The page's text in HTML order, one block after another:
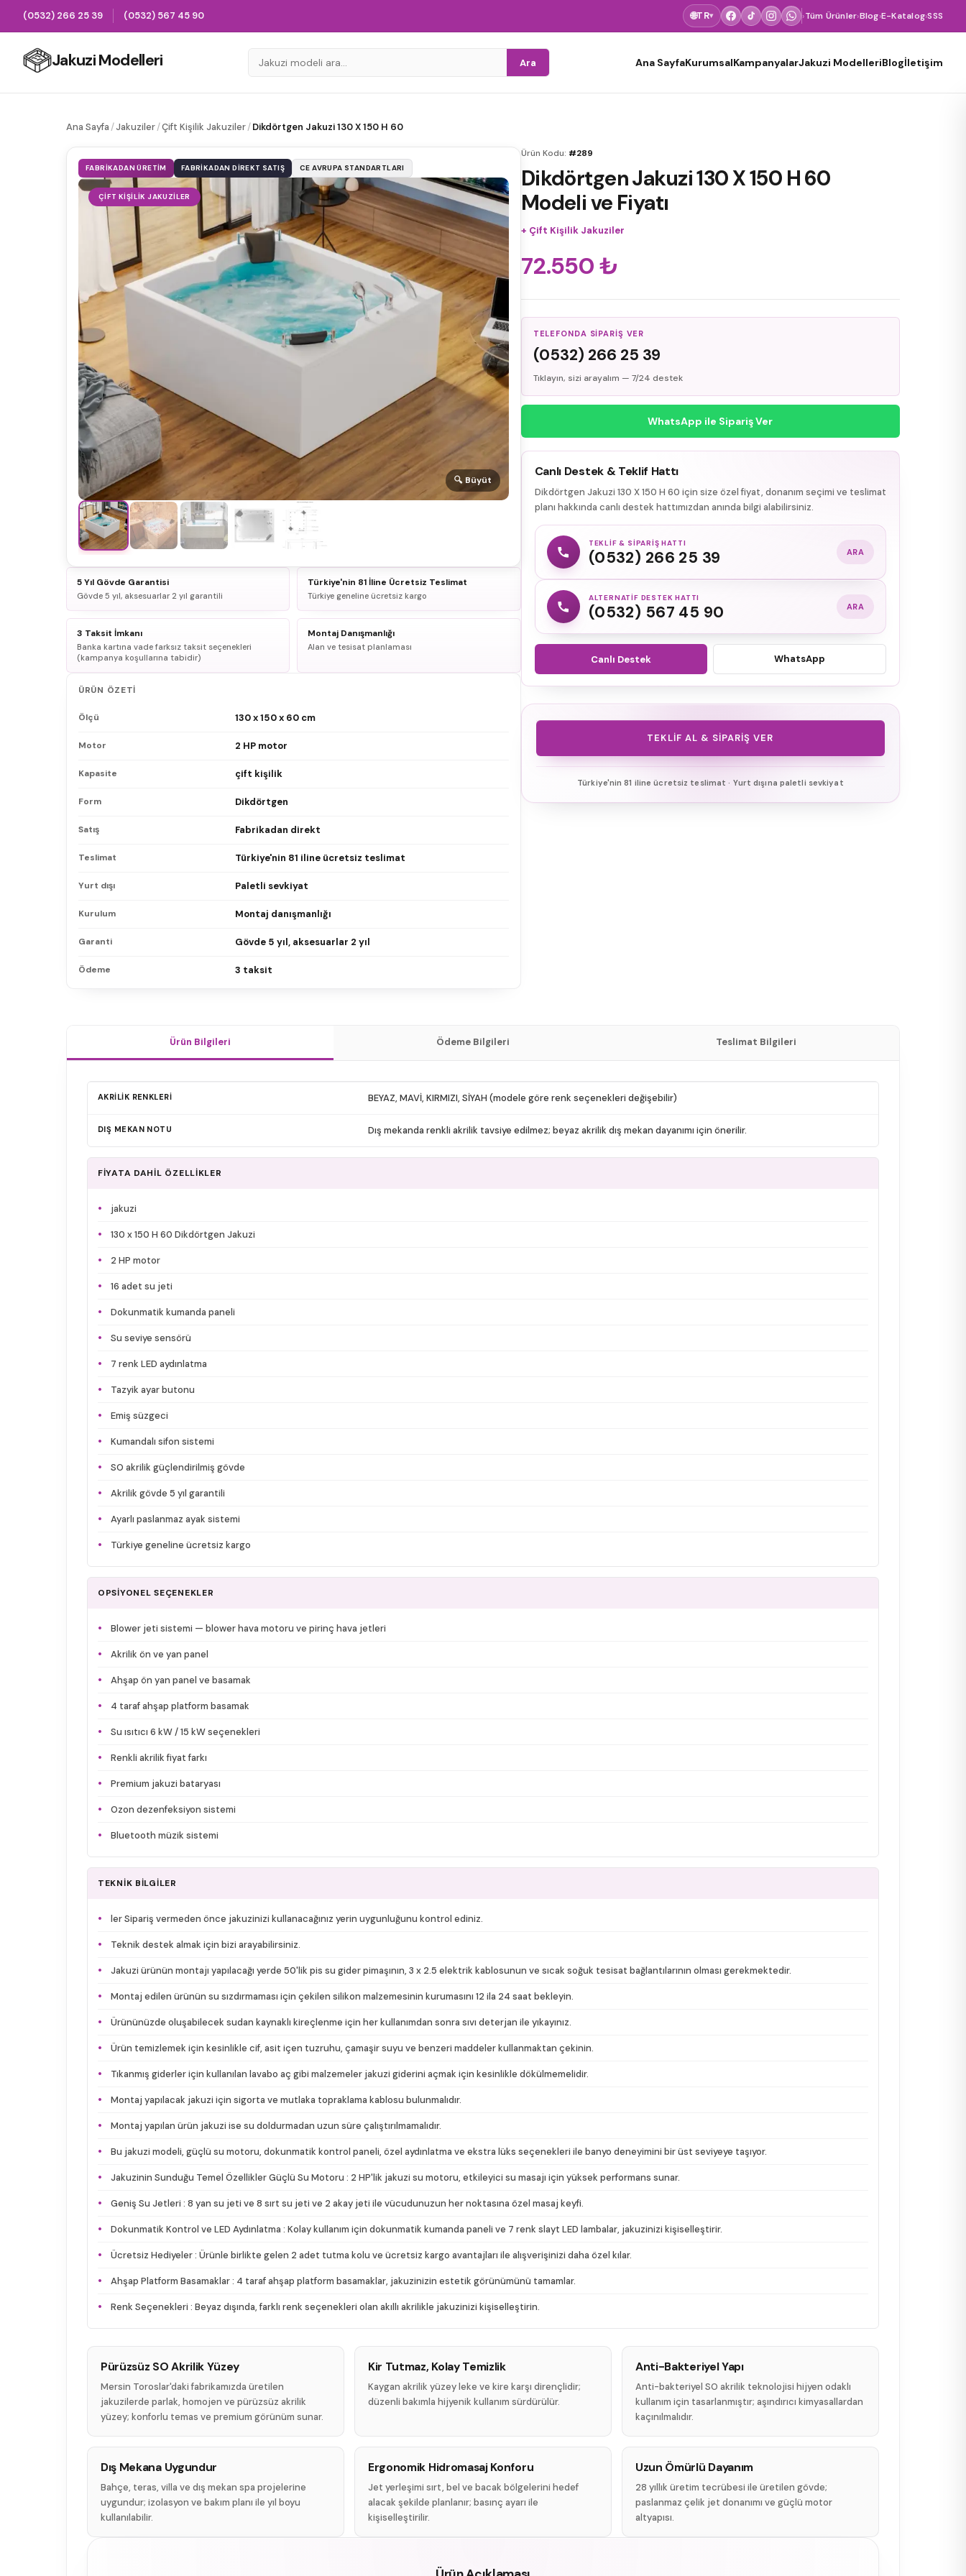
(0532) 266 25 39 (0532) 567 45 90 🌐TR▾ ›Tüm Ürünler›Blog›E-Katalog›SSS
Jakuzi Modelleri Ara Ana SayfaKurumsalKampanyalarJakuzi ModelleriBlogİletişim
Ana Sayfa /Jakuziler/Çift Kişilik Jakuziler/Dikdörtgen Jakuzi 130 X 150 H 60
FABRIKADAN ÜRETIM FABRIKADAN DIREKT SATIŞ CE AVRUPA STANDARTLARI
ÇIFT KIŞILIK JAKUZILER
🔍 Büyüt
5 Yıl Gövde Garantisi
Gövde 5 yıl, aksesuarlar 2 yıl garantili
Türkiye'nin 81 İline Ücretsiz Teslimat
Türkiye geneline ücretsiz kargo
3 Taksit İmkanı
Banka kartına vade farksız taksit seçenekleri
(kampanya koşullarına tabidir)
Montaj Danışmanlığı
Alan ve tesisat planlaması
ÜRÜN ÖZETI
Ölçü 130 x 150 x 60 cm
Motor 2 HP motor
Kapasite çift kişilik
Form Dikdörtgen
Satış Fabrikadan direkt
Teslimat Türkiye'nin 81 iline ücretsiz teslimat
Yurt dışı Paletli sevkiyat
Kurulum Montaj danışmanlığı
Garanti Gövde 5 yıl, aksesuarlar 2 yıl
Ödeme 3 taksit
Ürün Kodu: #289
Dikdörtgen Jakuzi 130 X 150 H 60
Modeli ve Fiyatı
+ Çift Kişilik Jakuziler
72.550₺
TELEFONDA SIPARIŞ VER
(0532) 266 25 39
Tıklayın, sizi arayalım — 7/24 destek
WhatsApp ile Sipariş Ver
Canlı Destek & Teklif Hattı
Dikdörtgen Jakuzi 130 X 150 H 60 için size özel fiyat, donanım seçimi ve teslimat
planı hakkında canlı destek hattımızdan anında bilgi alabilirsiniz.
TEKLIF & SIPARIŞ HATTI
(0532) 266 25 39 ARA
ALTERNATIF DESTEK HATTI
(0532) 567 45 90 ARA
Canlı Destek WhatsApp
TEKLIF AL & SIPARIŞ VER
Türkiye'nin 81 iline ücretsiz teslimat · Yurt dışına paletli sevkiyat
Ürün Bilgileri Ödeme Bilgileri Teslimat Bilgileri
AKRİLİK RENKLERİ BEYAZ, MAVİ, KIRMIZI, SİYAH (modele göre renk seçenekleri değişebilir)
DIŞ MEKAN NOTU Dış mekanda renkli akrilik tavsiye edilmez; beyaz akrilik dış mekan dayanımı için önerilir.
FİYATA DAHİL ÖZELLİKLER
jakuzi
130 x 150 H 60 Dikdörtgen Jakuzi
2 HP motor
16 adet su jeti
Dokunmatik kumanda paneli
Su seviye sensörü
7 renk LED aydınlatma
Tazyik ayar butonu
Emiş süzgeci
Kumandalı sifon sistemi
SO akrilik güçlendirilmiş gövde
Akrilik gövde 5 yıl garantili
Ayarlı paslanmaz ayak sistemi
Türkiye geneline ücretsiz kargo
OPSİYONEL SEÇENEKLER
Blower jeti sistemi — blower hava motoru ve pirinç hava jetleri
Akrilik ön ve yan panel
Ahşap ön yan panel ve basamak
4 taraf ahşap platform basamak
Su ısıtıcı 6 kW / 15 kW seçenekleri
Renkli akrilik fiyat farkı
Premium jakuzi bataryası
Ozon dezenfeksiyon sistemi
Bluetooth müzik sistemi
TEKNİK BİLGİLER
ler Sipariş vermeden önce jakuzinizi kullanacağınız yerin uygunluğunu kontrol ediniz.
Teknik destek almak için bizi arayabilirsiniz.
Jakuzi ürünün montajı yapılacağı yerde 50'lik pis su gider pimaşının, 3 x 2.5 elektrik kablosunun ve sıcak soğuk tesisat bağlantılarının olması gerekmektedir.
Montaj edilen ürünün su sızdırmaması için çekilen silikon malzemesinin kurumasını 12 ila 24 saat bekleyin.
Ürününüzde oluşabilecek sudan kaynaklı kireçlenme için her kullanımdan sonra sıvı deterjan ile yıkayınız.
Ürün temizlemek için kesinlikle cif, asit içen tuzruhu, çamaşir suyu ve benzeri maddeler kullanmaktan çekinin.
Tıkanmış giderler için kullanılan lavabo aç gibi malzemeler jakuzi giderini açmak için kesinlikle dökülmemelidir.
Montaj yapılacak jakuzi için sigorta ve mutlaka topraklama kablosu bulunmalıdır.
Montaj yapılan ürün jakuzi ise su doldurmadan uzun süre çalıştırılmamalıdır.
Bu jakuzi modeli, güçlü su motoru, dokunmatik kontrol paneli, özel aydınlatma ve ekstra lüks seçenekleri ile banyo deneyimini bir üst seviyeye taşıyor.
Jakuzinin Sunduğu Temel Özellikler Güçlü Su Motoru : 2 HP'lik jakuzi su motoru, etkileyici su masajı için yüksek performans sunar.
Geniş Su Jetleri : 8 yan su jeti ve 8 sırt su jeti ve 2 akay jeti ile vücudunuzun her noktasına özel masaj keyfi.
Dokunmatik Kontrol ve LED Aydınlatma : Kolay kullanım için dokunmatik kumanda paneli ve 7 renk slayt LED lambalar, jakuzinizi kişiselleştirir.
Ücretsiz Hediyeler : Ürünle birlikte gelen 2 adet tutma kolu ve ücretsiz kargo avantajları ile alışverişinizi daha özel kılar.
Ahşap Platform Basamaklar : 4 taraf ahşap platform basamaklar, jakuzinizin estetik görünümünü tamamlar.
Renk Seçenekleri : Beyaz dışında, farklı renk seçenekleri olan akıllı akrilikle jakuzinizi kişiselleştirin.
Pürüzsüz SO Akrilik Yüzey
Mersin Toroslar'daki fabrikamızda üretilen
jakuzilerde parlak, homojen ve pürüzsüz akrilik
yüzey; konforlu temas ve premium görünüm sunar.
Kir Tutmaz, Kolay Temizlik
Kaygan akrilik yüzey leke ve kire karşı dirençlidir;
düzenli bakımla hijyenik kullanım sürdürülür.
Anti-Bakteriyel Yapı
Anti-bakteriyel SO akrilik teknolojisi hijyen odaklı
kullanım için tasarlanmıştır; aşındırıcı kimyasallardan
kaçınılmalıdır.
Dış Mekana Uygundur
Bahçe, teras, villa ve dış mekan spa projelerine
uygundur; izolasyon ve bakım planı ile yıl boyu
kullanılabilir.
Ergonomik Hidromasaj Konforu
Jet yerleşimi sırt, bel ve bacak bölgelerini hedef
alacak şekilde planlanır; basınç ayarı ile
kişiselleştirilir.
Uzun Ömürlü Dayanım
28 yıllık üretim tecrübesi ile üretilen gövde;
paslanmaz çelik jet donanımı ve güçlü motor
altyapısı.